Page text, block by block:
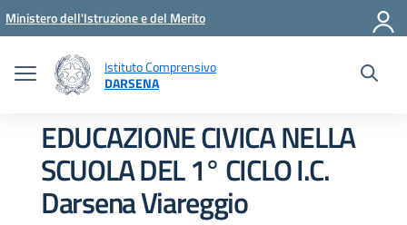
Vai ai contenuti
Vai al menu di navigazione
Vai al footer
Ministero dell'Istruzione e del Merito
Istituto Comprensivo
DARSENA
EDUCAZIONE CIVICA NELLA
SCUOLA DEL 1° CICLO I.C.
Darsena Viareggio